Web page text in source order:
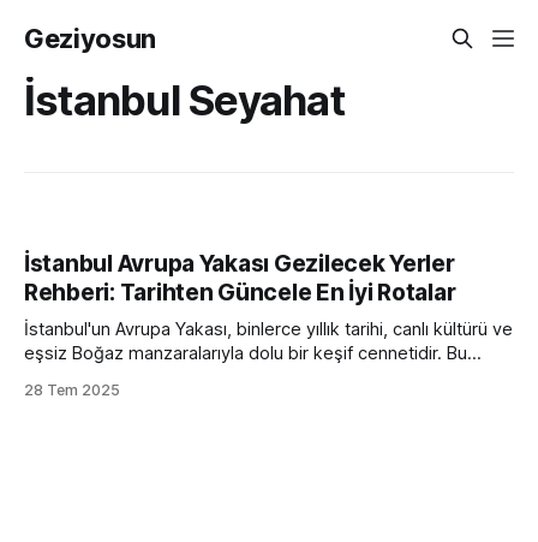
Geziyosun
İstanbul Seyahat
İstanbul Avrupa Yakası Gezilecek Yerler
Rehberi: Tarihten Güncele En İyi Rotalar
İstanbul'un Avrupa Yakası, binlerce yıllık tarihi, canlı kültürü ve
eşsiz Boğaz manzaralarıyla dolu bir keşif cennetidir. Bu
kalmayıp, size şehrin ruhunu hissettirecek, rotanızı
28 Tem 2025